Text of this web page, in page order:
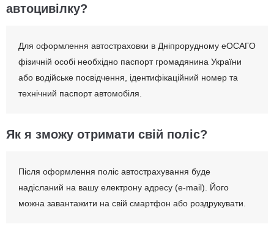
автоцивілку?
Для оформлення автостраховки в Дніпрорудному еОСАГО
фізичній особі необхідно паспорт громадянина України
або водійське посвідчення, ідентифікаційний номер та
технічний паспорт автомобіля.
Як я зможу отримати свій поліс?
Після оформлення поліс автострахування буде
надісланий на вашу електрону адресу (e-mail). Його
можна завантажити на свій смартфон або роздрукувати.